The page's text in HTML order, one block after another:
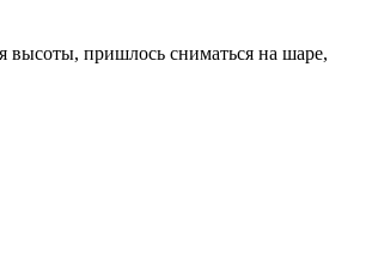
высоты, пришлось сниматься на шаре,